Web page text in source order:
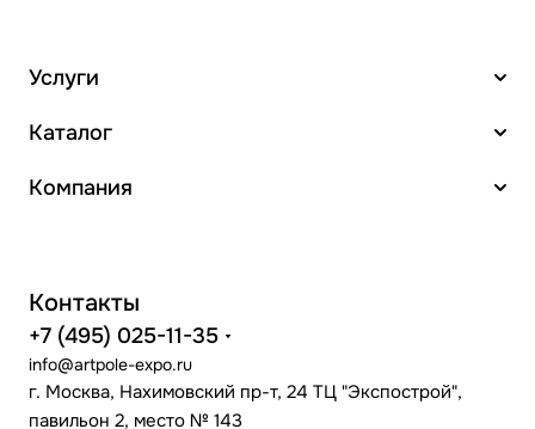
Услуги
Каталог
Компания
Контакты
+7 (495) 025-11-35
info@artpole-expo.ru
г. Москва, Нахимовский пр-т, 24 ТЦ "Экспострой",
павильон 2, место № 143